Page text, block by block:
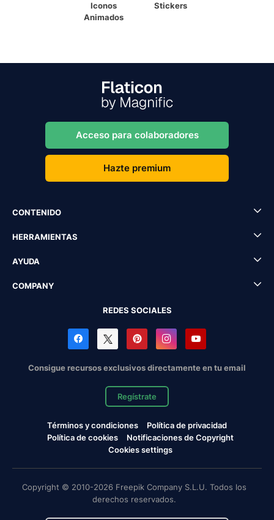
Iconos
Animados
Stickers
Acceso para colaboradores
Hazte premium
CONTENIDO
HERRAMIENTAS
AYUDA
COMPANY
REDES SOCIALES
Consigue recursos exclusivos directamente en tu email
Regístrate
Términos y condiciones
Política de privacidad
Política de cookies
Notificaciones de Copyright
Cookies settings
Copyright © 2010-2026 Freepik Company S.L.U. Todos los
derechos reservados.